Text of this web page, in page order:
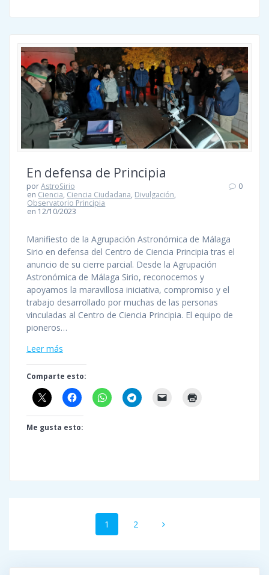
En defensa de Principia
porAstroSirio
en Ciencia, Ciencia Ciudadana, Divulgación,
Observatorio Principia
en 12/10/2023
0
Manifiesto de la Agrupación Astronómica de Málaga
Sirio en defensa del Centro de Ciencia Principia tras el
anuncio de su cierre parcial. Desde la Agrupación
Astronómica de Málaga Sirio, reconocemos y
apoyamos la maravillosa iniciativa, compromiso y el
trabajo desarrollado por muchas de las personas
vinculadas al Centro de Ciencia Principia. El equipo de
pioneros…
Leer más
Comparte esto:
Me gusta esto:
Navegación
entradas
Página
1 Página
2